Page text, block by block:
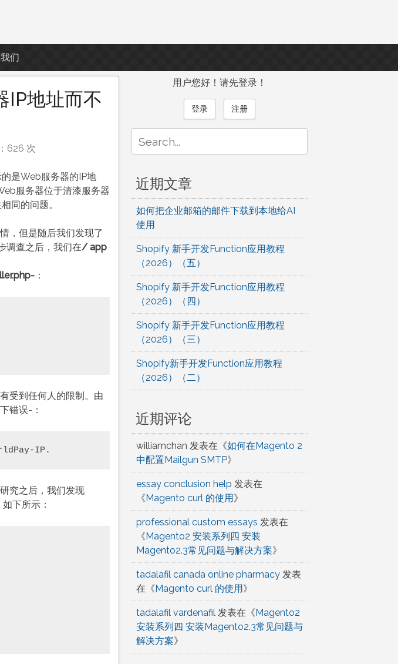
们
IP地址而不
626 次
是Web服务器的IP地
服务器位于清漆服务器
同的问题。
，但是随后我们发现了
调查之后，我们在/ app
：
受到任何人的限制。由
错误-：
IP.
究之后，我们发现
下所示：
用户您好！请先登录！
登录 注册
for:
近期文章
如何把企业邮箱的邮件下载到本地给AI
使用
Shopify 新手开发Function应用教程
（2026）（五）
Shopify 新手开发Function应用教程
（2026）（四）
Shopify 新手开发Function应用教程
（2026）（三）
Shopify新手开发Function应用教程
（2026）（二）
近期评论
williamchan 发表在《如何在Magento 2
中配置Mailgun SMTP》
essay conclusion help 发表在
《Magento curl 的使用》
professional custom essays 发表在
《Magento2 安装系列四 安装
Magento2.3常见问题与解决方案》
tadalafil canada online pharmacy发表
在《Magento curl 的使用》
tadalafil vardenafil发表在《Magento2
安装系列四 安装Magento2.3常见问题与
解决方案》